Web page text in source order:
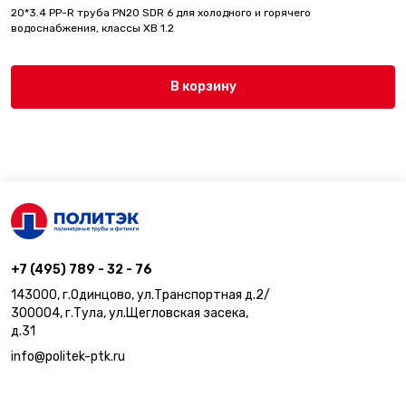
20*3.4 PP-R труба PN20 SDR 6 для холодного и горячего
водоснабжения, классы ХВ 1.2
В корзину
+7 (495) 789 - 32 - 76
143000, г.Одинцово, ул.Транспортная д.2/
300004, г.Тула, ул.Щегловская засека,
д.31
info@politek-ptk.ru